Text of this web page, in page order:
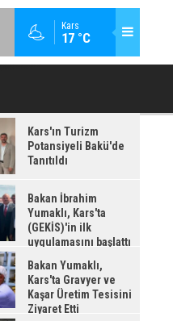
Kars
17 °C
BAKAN İBRAHIM YUMAKLI, KARS'TA
Kars'ın Turizm
Potansiyeli Bakü'de
Tanıtıldı
Bakan İbrahim
Yumaklı, Kars'ta
(GEKİS)'in ilk
uygulamasını başlattı
Bakan Yumaklı,
Kars'ta Gravyer ve
Kaşar Üretim Tesisini
Ziyaret Etti